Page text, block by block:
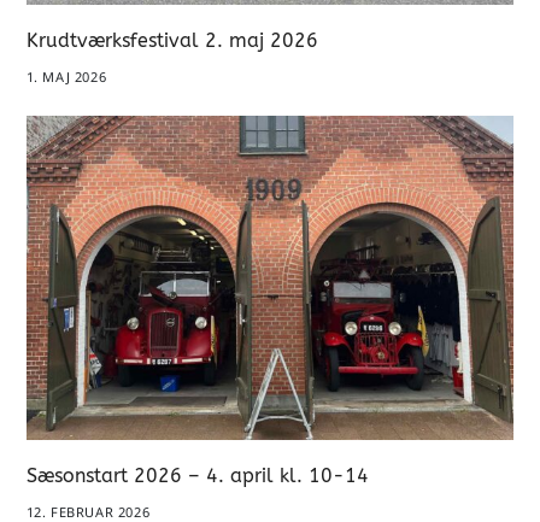
Krudtværksfestival 2. maj 2026
1. MAJ 2026
Sæsonstart 2026 – 4. april kl. 10-14
12. FEBRUAR 2026